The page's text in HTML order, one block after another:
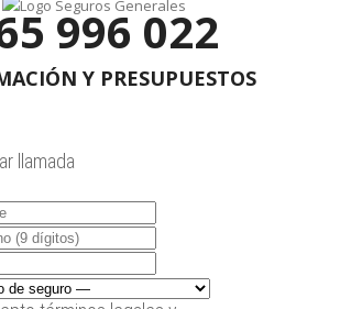
996 022
Y PRESUPUESTOS